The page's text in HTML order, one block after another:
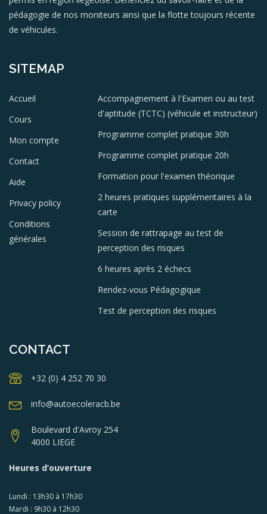
pédagogie de nos moniteurs ainsi que la flotte toujours récente
de véhicules.
SITEMAP
Accueil
Cours
Mon compte
Contact
Aide
Privacy policy
Conditions
générales
Accompagnement à l'Examen ou au test
d'aptitude (TCTC) (véhicule et instructeur)
Programme complet pratique 30h
Programme complet pratique 20h
Formation pour l'examen théorique
2 heures pratiques supplémentaires à la
carte
Session de rattrapage au test de
perception des risques
6 heures après 2 échecs
Rendez-vous Pédagogique
Test de perception des risques
CONTACT
+32 (0) 4 252 70 30
info@autoecoleracb.be
Boulevard d'Avroy 254
4000 LIEGE
Heures d’ouverture
Lundi : 13h30 à 17h30
Mardi : 9h30 à 12h30